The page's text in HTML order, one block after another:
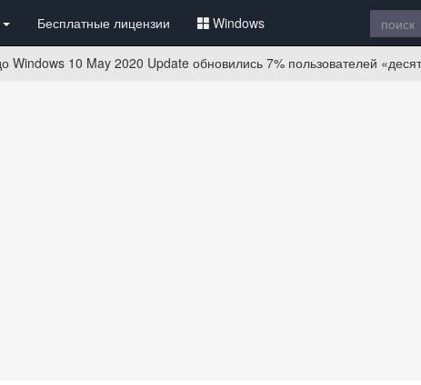
Бесплатные лицензии Windows
Windows 10 May 2020 Update обновились 7% пользователей